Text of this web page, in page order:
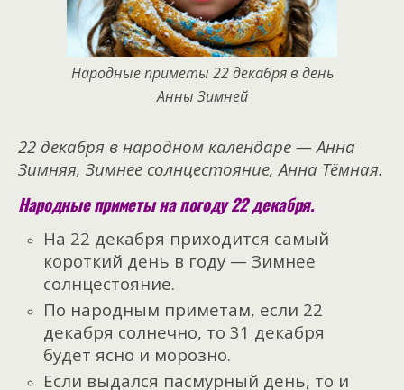
Народные приметы 22 декабря в день
Анны Зимней
22 декабря в народном календаре — Анна
Зимняя, Зимнее солнцестояние, Анна Тёмная.
Народные приметы на погоду 22 декабря.
На 22 декабря приходится самый
короткий день в году — Зимнее
солнцестояние.
По народным приметам, если 22
декабря солнечно, то 31 декабря
будет ясно и морозно.
Если выдался пасмурный день, то и